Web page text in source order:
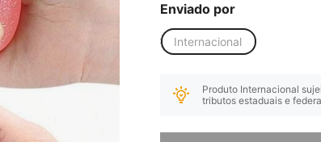
Enviado por
Internacional
Produto Internacional
tributos estaduais e